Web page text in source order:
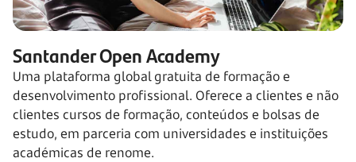
Santander Open Academy
Uma plataforma global gratuita de formação e
desenvolvimento profissional. Oferece a clientes e não
clientes cursos de formação, conteúdos e bolsas de
estudo, em parceria com universidades e instituições
académicas de renome.